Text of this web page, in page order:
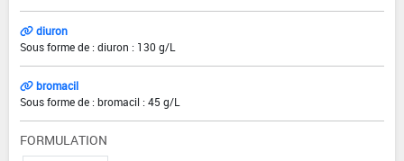
diuron
Sous forme de : diuron : 130 g/L
bromacil
Sous forme de : bromacil : 45 g/L
FORMULATION